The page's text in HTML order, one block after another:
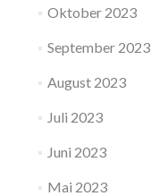
Oktober 2023
September 2023
August 2023
Juli 2023
Juni 2023
Mai 2023